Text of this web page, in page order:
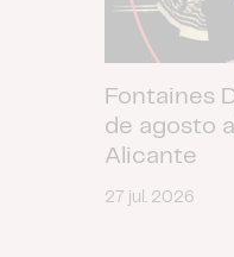
Fontaines
de agosto
Alicante
27 jul. 2026